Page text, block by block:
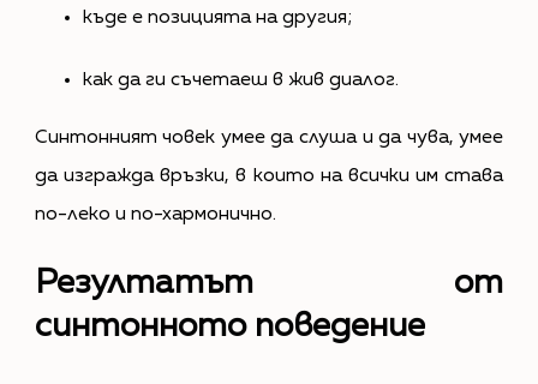
къде е позицията на другия;
как да ги съчетаеш в жив диалог.
Синтонният човек умее да слуша и да чува, умее
да изгражда връзки, в които на всички им става
по-леко и по-хармонично.
Резултатът от
синтонното поведение